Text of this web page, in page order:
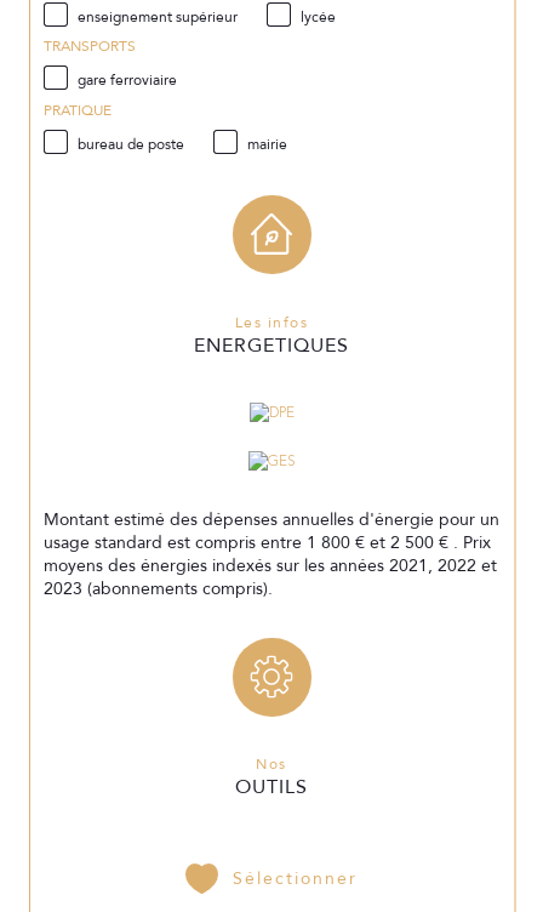
Les infos
ENERGETIQUES
Montant estimé des dépenses annuelles d'énergie pour un
usage standard est compris entre 1 800 € et 2 500 € . Prix
moyens des énergies indexés sur les années 2021, 2022 et
2023 (abonnements compris).
Nos
OUTILS
Sélectionner
enseignement supérieur
lycée
TRANSPORTS
gare ferroviaire
PRATIQUE
bureau de poste
mairie